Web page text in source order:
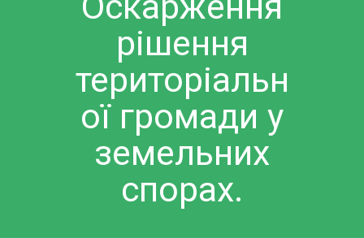
рішення
територіальн
ої громади у
земельних
спорах.
– ГОЛОВНА
– ДІЯЛЬНІСТЬ
– КРЕДИТИ
– КОМАНДА
– ПРИКЛАДИ
– БЛОГ
– КОНТАКТИ